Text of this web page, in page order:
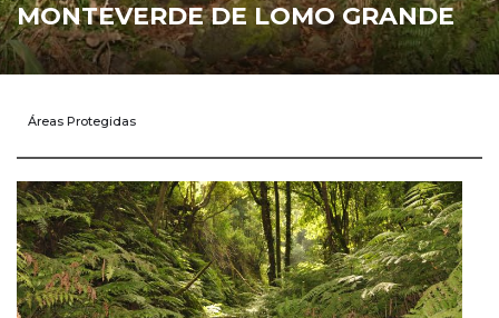
MONTEVERDE DE LOMO GRANDE
Áreas Protegidas